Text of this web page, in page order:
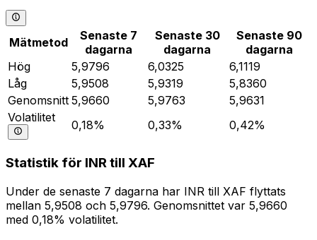
Mätmetod
Senaste 7
dagarna
Senaste 30
dagarna
Senaste 90
dagarna
Hög
5,9796 6,0325
6,1119
Låg
5,9508 5,9319
5,8360
Genomsnitt 5,9660 5,9763
5,9631
Volatilitet
0,18% 0,33% 0,42%
Statistik för INR till XAF
Under de senaste 7 dagarna har INR till XAF flyttats
mellan 5,9508 och 5,9796. Genomsnittet var 5,9660
med 0,18% volatilitet.